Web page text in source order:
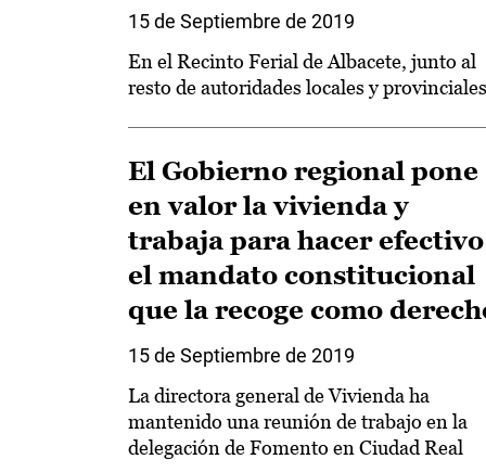
15 de Septiembre de 2019
En el Recinto Ferial de Albacete, junto al
resto de autoridades locales y provinciales
El Gobierno regional pone
en valor la vivienda y
trabaja para hacer efectivo
el mandato constitucional
que la recoge como
15 de Septiembre de 2019
La directora general de Vivienda ha
mantenido una reunión de trabajo en la
delegación de Fomento en Ciudad Real